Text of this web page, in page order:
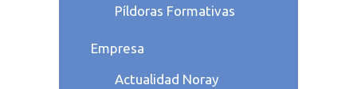
Píldoras Formativas
Empresa
Actualidad Noray